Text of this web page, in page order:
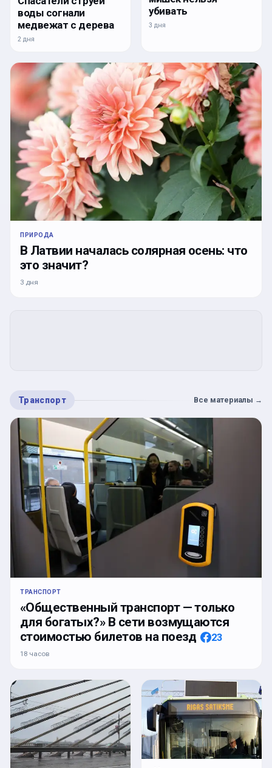
воды согнали
медвежат с дерева
2 дня
убивать
3 дня
ПРИРОДА
В Латвии началась солярная осень: что
это значит?
3 дня
Транспорт Все материалы →
ТРАНСПОРТ
«Общественный транспорт — только
для богатых?» В сети возмущаются
стоимостью билетов на поезд
23
18 часов